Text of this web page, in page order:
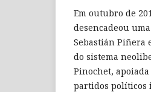
Em outubro de
desencadeou
Sebastián Piñera
do sistema
Pinochet,
partidos políticos